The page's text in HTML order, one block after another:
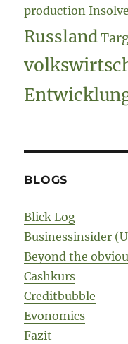
production
Russland
BLOGS
Blick Log
Businessinsider
Beyond the
Cashkurs
Creditbubble
Evonomics
Fazit